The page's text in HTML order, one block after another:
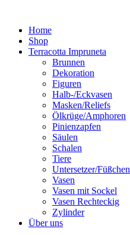
springenHome
Shop
Terracotta Impruneta
Brunnen
Dekoration
Figuren
Halb-/Eckvasen
Masken/Reliefs
Ölkrüge/Amphoren
Pinienzapfen
Säulen
Schalen
Tiere
Untersetzer/Füßchen
Vasen
Vasen mit Sockel
Vasen Rechteckig
Zylinder
Über uns